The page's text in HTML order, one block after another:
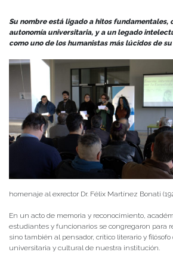
Su nombre está ligado a hitos fundamentales,
autonomía universitaria, y a un legado
como uno de los humanistas más lúcidos de
homenaje al exrector Dr. Félix Martínez Bonati
En un acto de memoria y reconocimiento,
estudiantes y funcionarios se congregaron para
sino también al pensador, crítico literario y
universitaria y cultural de nuestra institución.